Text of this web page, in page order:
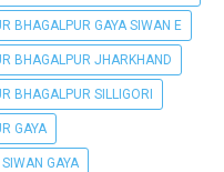
BHAGALPUR GAYA SIWAN E
BHAGALPUR JHARKHAND
BHAGALPUR SILLIGORI
GAYA
GAYA